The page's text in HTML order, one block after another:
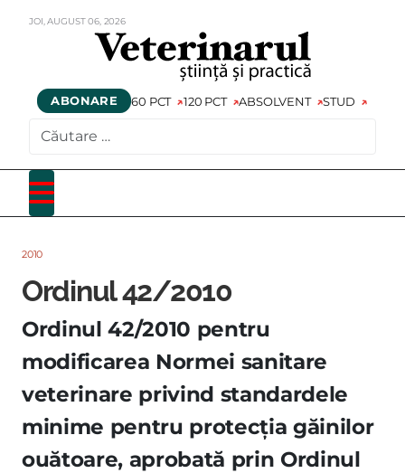
JOI,AUGUST06, 2026
ABONARE 60 PCT 120 PCT ABSOLVENT STUD
2010
Ordinul 42/2010
Ordinul 42/2010 pentru
modificarea Normei sanitare
veterinare privind standardele
minime pentru protecţia găinilor
ouătoare, aprobată prin Ordinul